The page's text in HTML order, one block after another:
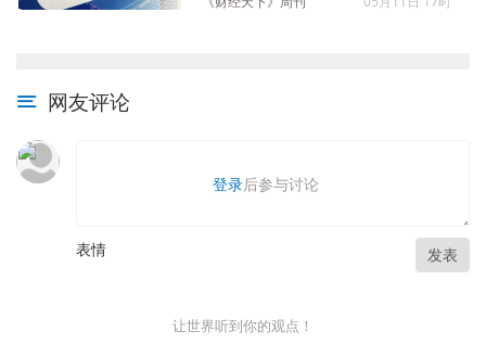
网友评论
登录后参与讨论
表情 发表
让世界听到你的观点！